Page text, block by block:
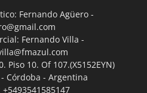
Fernando Agüero -
Fernando Villa -
Piso 10. Of 107.(X5152EYN)
Córdoba - Argentina